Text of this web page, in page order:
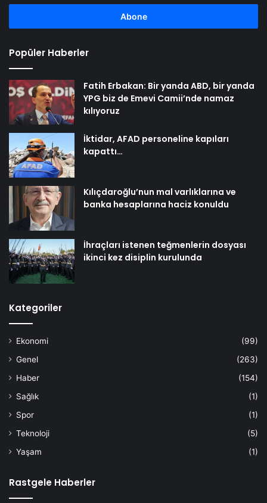
adresinizi
Popüler Haberler
Fatih Erbakan: Bir yanda ABD, bir yanda
YPG biz de Emevi Camii’nde namaz
kılıyoruz
İktidar, AFAD personeline kapıları
kapattı…
Kılıçdaroğlu’nun mal varlıklarına ve
banka hesaplarına haciz konuldu
İhraçları istenen teğmenlerin dosyası
ikinci kez disiplin kurulunda
Kategoriler
Ekonomi
(99)
Genel
(263)
Haber
(154)
Sağlık
(1)
Spor
(1)
Teknoloji
(5)
Yaşam
(1)
Rastgele Haberler